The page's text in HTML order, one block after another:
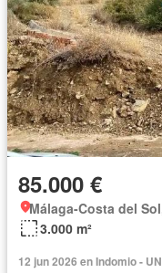
85.000 €
Málaga-Costa del
3.000 m²
12 jun 2026 en Indomio -